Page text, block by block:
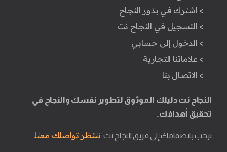
> اشترك في بذور النجاح
> التسجيل في النجاح نت
> الدخول إلى حسابي
> علاماتنا التجارية
> الاتصال بنا
النجاح نت دليلك الموثوق لتطوير نفسك والنجاح في
تحقيق أهدافك.
نرحب بانضمامك إلى فريق النجاح نت. ننتظر تواصلك معنا.